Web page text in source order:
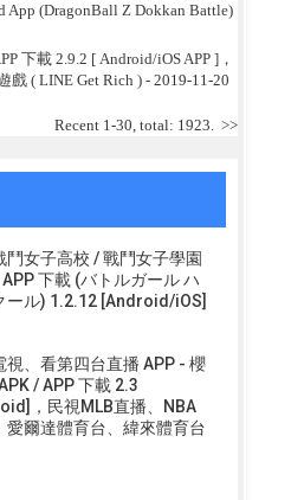
App (DragonBall Z Dokkan Battle)
下載 2.9.2 [ Android/iOS APP ]，
戲 ( LINE Get Rich )- 2019-11-20
Recent 1-30, total: 1923. >>
鬥女子高校 / 戰鬥女子學園
下載 (バトルガール ハ
ール) 1.2.12 [Android/iOS]
視、看第四台直播 APP - 櫻
/ APP 下載 2.3
，民視MLB直播、NBA
愛爾達體育台、緯來體育台